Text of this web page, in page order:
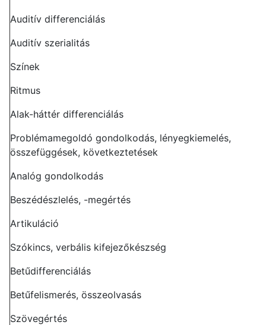
Auditív differenciálás
Auditív szerialitás
Színek
Ritmus
Alak-háttér differenciálás
Problémamegoldó gondolkodás, lényegkiemelés,
összefüggések, következtetések
Analóg gondolkodás
Beszédészlelés, -megértés
Artikuláció
Szókincs, verbális kifejezőkészség
Betűdifferenciálás
Betűfelismerés, összeolvasás
Szövegértés